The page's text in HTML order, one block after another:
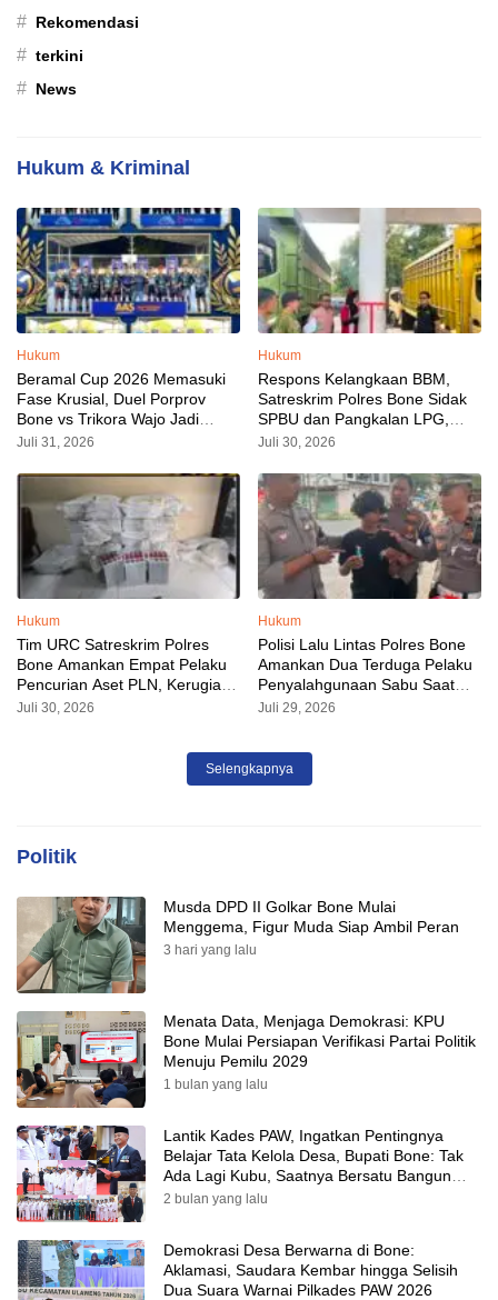
# Rekomendasi
# terkini
# News
Hukum & Kriminal
Hukum
Beramal Cup 2026 Memasuki
Fase Krusial, Duel Porprov
Bone vs Trikora Wajo Jadi
Sorotan Malam Ini
Juli 31, 2026
Hukum
Respons Kelangkaan BBM,
Satreskrim Polres Bone Sidak
SPBU dan Pangkalan LPG,
AKP Alvin Aji Imbau Pengelola
Tepat Sasaran
Juli 30, 2026
Hukum
Tim URC Satreskrim Polres
Bone Amankan Empat Pelaku
Pencurian Aset PLN, Kerugian
Ditaksir Capai Rp 3 Milyar
Juli 30, 2026
Hukum
Polisi Lalu Lintas Polres Bone
Amankan Dua Terduga Pelaku
Penyalahgunaan Sabu Saat
Razia Kendaraan
Juli 29, 2026
Selengkapnya
Politik
Musda DPD II Golkar Bone Mulai
Menggema, Figur Muda Siap Ambil Peran
3 hari yang lalu
Menata Data, Menjaga Demokrasi: KPU
Bone Mulai Persiapan Verifikasi Partai Politik
Menuju Pemilu 2029
1 bulan yang lalu
Lantik Kades PAW, Ingatkan Pentingnya
Belajar Tata Kelola Desa, Bupati Bone: Tak
Ada Lagi Kubu, Saatnya Bersatu Bangun
Desa
2 bulan yang lalu
Demokrasi Desa Berwarna di Bone:
Aklamasi, Saudara Kembar hingga Selisih
Dua Suara Warnai Pilkades PAW 2026